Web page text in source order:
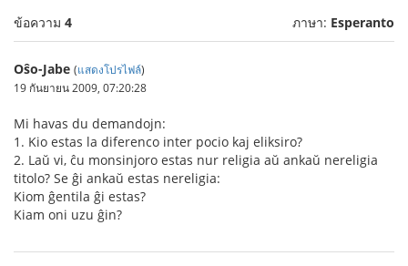
ข้อความ 4 ภาษา: Esperanto
Oŝo-Jabe (แสดงโปรไฟล์)
19 กันยายน 2009, 07:20:28
Mi havas du demandojn:
1. Kio estas la diferenco inter pocio kaj eliksiro?
2. Laŭ vi, ĉu monsinjoro estas nur religia aŭ ankaŭ nereligia
titolo? Se ĝi ankaŭ estas nereligia:
Kiom ĝentila ĝi estas?
Kiam oni uzu ĝin?